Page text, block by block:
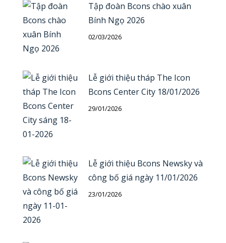
Tập đoàn Bcons chào xuân
Bính Ngọ 2026
02/03/2026
Lễ giới thiệu tháp The Icon
Bcons Center City 18/01/2026
29/01/2026
Lễ giới thiệu Bcons Newsky và
công bố giá ngày 11/01/2026
23/01/2026